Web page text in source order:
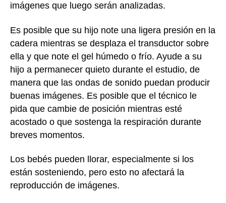
imágenes que luego serán analizadas.
Es posible que su hijo note una ligera presión en la
cadera mientras se desplaza el transductor sobre
ella y que note el gel húmedo o frío. Ayude a su
hijo a permanecer quieto durante el estudio, de
manera que las ondas de sonido puedan producir
buenas imágenes. Es posible que el técnico le
pida que cambie de posición mientras esté
acostado o que sostenga la respiración durante
breves momentos.
Los bebés pueden llorar, especialmente si los
están sosteniendo, pero esto no afectará la
reproducción de imágenes.